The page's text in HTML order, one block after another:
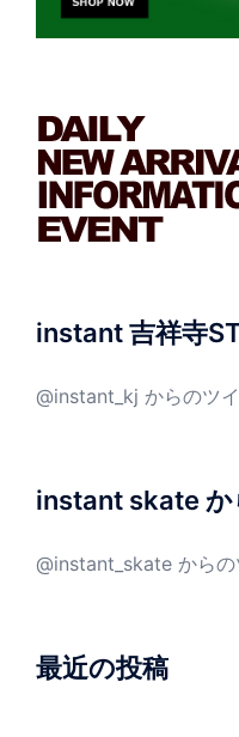
instant 吉祥寺
@instant_kj からのツ
instant skate か
@instant_skate からの
最近の投稿